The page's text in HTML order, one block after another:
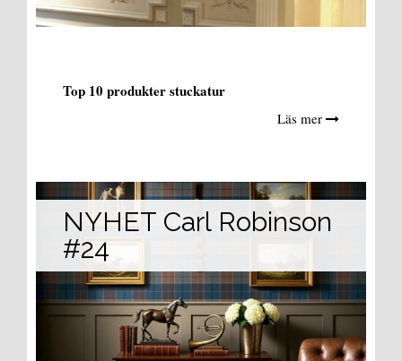
Top 10 produkter stuckatur
Läs mer
NYHET Carl Robinson
#24